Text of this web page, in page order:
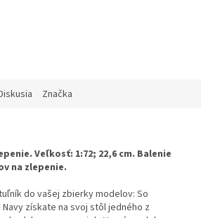
Značka
Veľkosť: 1:72; 22,6 cm. Balenie
na zlepenie.
do vašej zbierky modelov: So
Navy získate na svoj stôl jedného z